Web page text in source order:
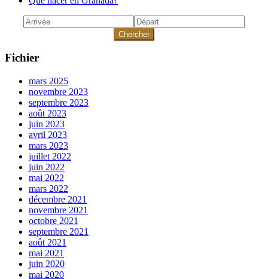
Chercher
Fichier
mars 2025
novembre 2023
septembre 2023
août 2023
juin 2023
avril 2023
mars 2023
juillet 2022
juin 2022
mai 2022
mars 2022
décembre 2021
novembre 2021
octobre 2021
septembre 2021
août 2021
mai 2021
juin 2020
mai 2020